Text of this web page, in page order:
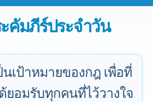
คัมภีร์ประจำวัน
เป้าหมายของกฎ เพื่อที่
ยอมรับทุกคนที่ไว้วางใจ